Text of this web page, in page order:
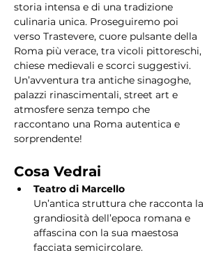
storia intensa e di una tradizione
culinaria unica. Proseguiremo poi
verso Trastevere, cuore pulsante della
Roma più verace, tra vicoli pittoreschi,
chiese medievali e scorci suggestivi.
Un’avventura tra antiche sinagoghe,
palazzi rinascimentali, street art e
atmosfere senza tempo che
raccontano una Roma autentica e
sorprendente!
Cosa Vedrai
Teatro di Marcello
Un’antica struttura che racconta la
grandiosità dell’epoca romana e
affascina con la sua maestosa
facciata semicircolare.